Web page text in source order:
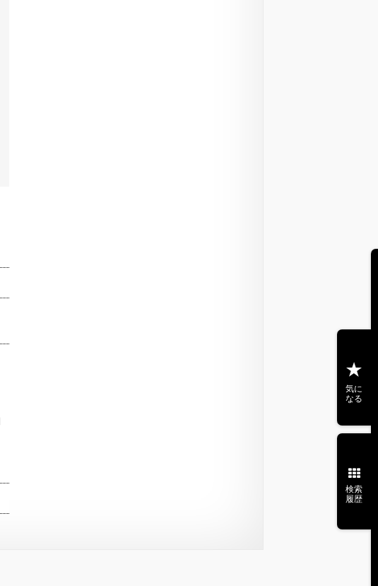
気に
なる
検索
履歴